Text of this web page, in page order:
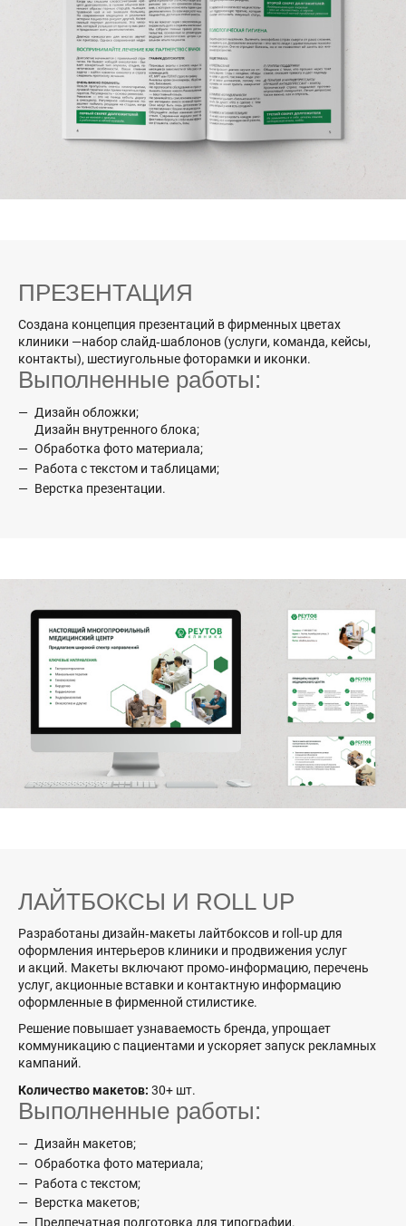
ПРЕЗЕНТАЦИЯ
Создана концепция презентаций в фирменных цветах
клиники —набор слайд‑шаблонов (услуги, команда, кейсы,
контакты), шестиугольные фоторамки и иконки.
Выполненные работы:
Дизайн обложки;
Дизайн внутренного блока;
Обработка фото материала;
Работа с текстом и таблицами;
Верстка презентации.
ЛАЙТБОКСЫ И ROLL UP
Разработаны дизайн‑макеты лайтбоксов и roll‑up для
оформления интерьеров клиники и продвижения услуг
и акций. Макеты включают промо‑информацию, перечень
услуг, акционные вставки и контактную информацию
оформленные в фирменной стилистике.
Решение повышает узнаваемость бренда, упрощает
коммуникацию с пациентами и ускоряет запуск рекламных
кампаний.
Количество макетов: 30+ шт.
Выполненные работы:
Дизайн макетов;
Обработка фото материала;
Работа с текстом;
Верстка макетов;
Предпечатная подготовка для типографии.